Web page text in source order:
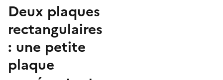
Deux plaques
rectangulaires
: une petite
plaque